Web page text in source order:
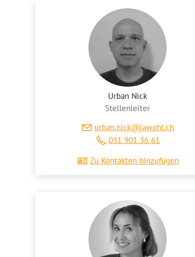
Urban Nick
Stellenleiter
rb n n ck j w hlch
031 901 36 61
Zu Kontakten hinzufügen